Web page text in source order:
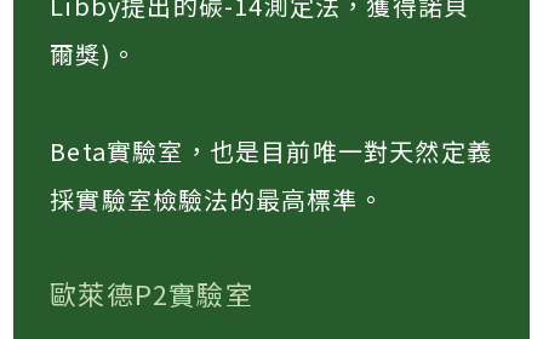
爾獎)。​
Beta實驗室，也是目前唯一對天然定義
採實驗室檢驗法的最高標準。​
歐萊德P2實驗室